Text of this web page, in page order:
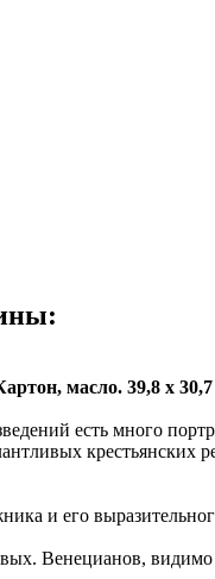
масло. 39,8 x
есть много
и его
Венецианов, видимо